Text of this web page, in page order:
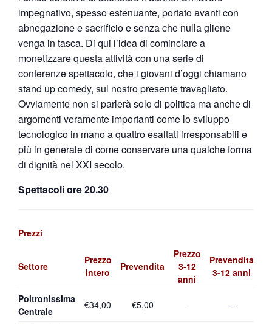
impegnativo, spesso estenuante, portato avanti con
abnegazione e sacrificio e senza che nulla gliene
venga in tasca. Di qui l’idea di cominciare a
monetizzare questa attività con una serie di
conferenze spettacolo, che i giovani d’oggi chiamano
stand up comedy, sul nostro presente travagliato.
Ovviamente non si parlerà solo di politica ma anche di
argomenti veramente importanti come lo sviluppo
tecnologico in mano a quattro esaltati irresponsabili e
più in generale di come conservare una qualche forma
di dignità nel XXI secolo.
Spettacoli ore 20.30
Prezzi
Settore
Prezzo
intero
Prevendita
Prezzo
3-12
anni
Prevendita
3-12 anni
Poltronissima
Centrale
€34,00 €5,00 – –